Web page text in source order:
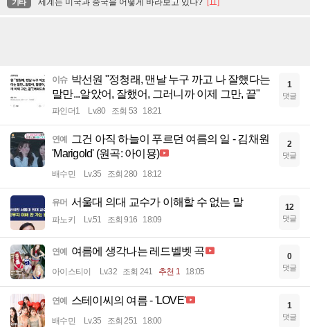
기타 세계는 미국과 중국을 어떻게 바라보고 있나? [11]
이슈 박선원 "정청래, 맨날 누구 까고 나 잘했다는
말만...알았어, 잘했어, 그러니까 이제 그만, 끝"
파인더1 Lv.80 조회 53 18:21
1
댓글
연예
그건 아직 하늘이 푸르던 여름의 일 - 김채원
'Marigold' (원곡: 아이묭)
배수민 Lv.35 조회 280 18:12
2
댓글
유머 서울대 의대 교수가 이해할 수 없는 말
파노키 Lv.51 조회 916 18:09
12
댓글
연예 여름에 생각나는 레드벨벳 곡
아이스티이 Lv.32 조회 241 추천 1 18:05
0
댓글
연예 스테이씨의 여름 - 'LOVE'
배수민 Lv.35 조회 251 18:00
1
댓글